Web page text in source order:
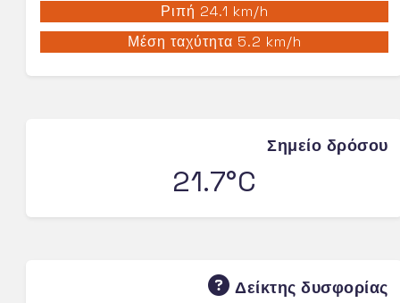
Ριπή 24.1 km/h
Μέση ταχύτητα 5.2 km/h
Σημείο δρόσου
21.7°C
Δείκτης δυσφορίας